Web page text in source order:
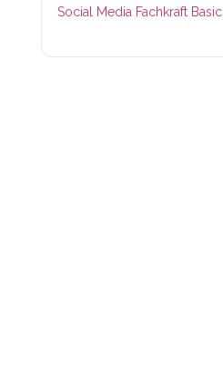
Social Media Fachkraft Basic